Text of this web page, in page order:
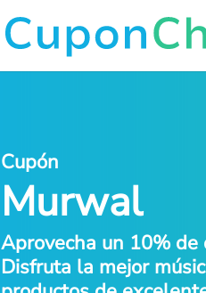
Cupón
Murwal
Aprovecha un 10%
Disfruta la mejor